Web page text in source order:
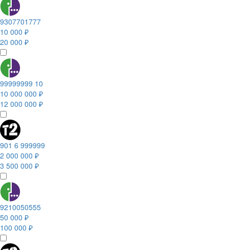
9307701777
10 000 ₽
20 000 ₽
99999999 10
10 000 000 ₽
12 000 000 ₽
901 6 999999
2 000 000 ₽
3 500 000 ₽
9210050555
50 000 ₽
100 000 ₽